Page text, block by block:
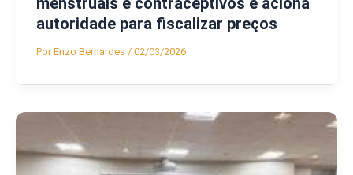
autoridade para fiscalizar preços
PorEnzo Bernardes / 02/03/2026